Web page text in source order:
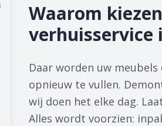
Waarom
verhuisservice
Daar worden uw
opnieuw te vullen.
wij doen het elke dag.
Alles wordt voorzien: